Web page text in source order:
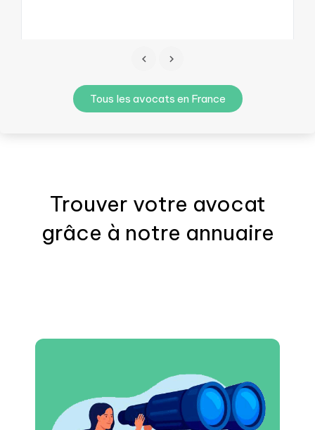
Tous les avocats en France
Trouver votre avocat
grâce à notre annuaire